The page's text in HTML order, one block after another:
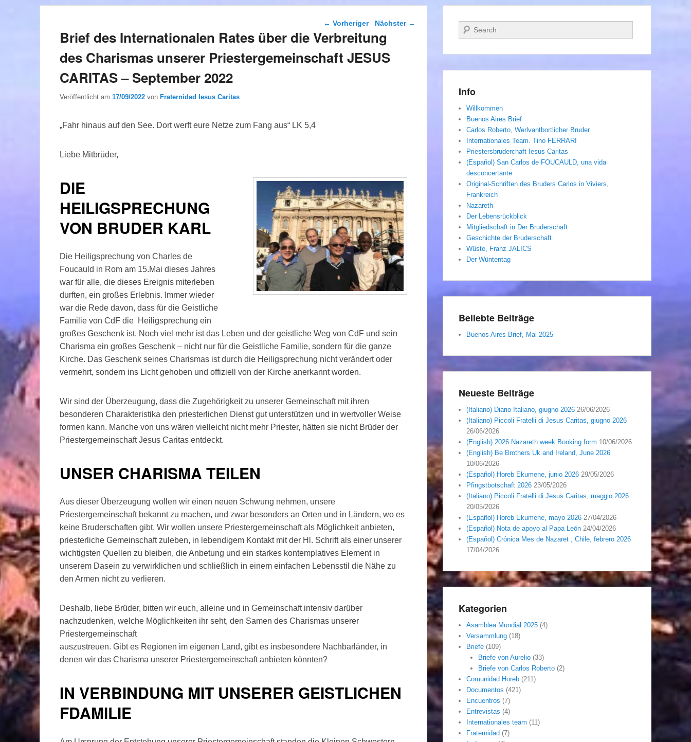
Beitragsnavigation
← Vorheriger Nächster →
Brief des Internationalen Rates über die Verbreitung
des Charismas unserer Priestergemeinschaft JESUS
CARITAS – September 2022
Veröffentlicht am 17/09/2022 von Fraternidad Iesus Caritas
„Fahr hinaus auf den See. Dort werft eure Netze zum Fang aus“ LK 5,4
Liebe Mitbrüder,
DIE
HEILIGSPRECHUNG
VON BRUDER KARL
Die Heiligsprechung von Charles de
Foucauld in Rom am 15.Mai dieses Jahres
war für alle, die dieses Ereignis miterleben
durften, ein großes Erlebnis. Immer wieder
war die Rede davon, dass für die Geistliche
Familie von CdF die Heiligsprechung ein
großes Geschenk ist. Noch viel mehr ist das Leben und der geistliche Weg von CdF und sein
Charisma ein großes Geschenk – nicht nur für die Geistliche Familie, sondern für die ganze
Kirche. Das Geschenk seines Charismas ist durch die Heiligsprechung nicht verändert oder
vermehrt, sondern ins Licht gehoben und offiziell von der Kirche anerkannt worden.
Wir sind der Überzeugung, dass die Zugehörigkeit zu unserer Gemeinschaft mit ihren
besonderen Charakteristika den priesterlichen Dienst gut unterstützen und in wertvoller Weise
formen kann. Manche von uns wären vielleicht nicht mehr Priester, hätten sie nicht Brüder der
Priestergemeinschaft Jesus Caritas entdeckt.
UNSER CHARISMA TEILEN
Aus dieser Überzeugung wollen wir einen neuen Schwung nehmen, unsere
Priestergemeinschaft bekannt zu machen, und zwar besonders an Orten und in Ländern, wo es
keine Bruderschaften gibt. Wir wollen unsere Priestergemeinschaft als Möglichkeit anbieten,
priesterliche Gemeinschaft zuleben, in lebendigem Kontakt mit der Hl. Schrift als einer unserer
wichtigsten Quellen zu bleiben, die Anbetung und ein starkes kontemplatives Element in
unserem Dasein zu verwirklichen und schließlich in einem einfachen Lebensstil die Nähe zu
den Armen nicht zu verlieren.
Deshalb, liebe Brüder, bitten wir euch, alleine und in Gemeinschaft intensiv darüber
nachzudenken, welche Möglichkeiten ihr seht, den Samen des Charismas unserer
Priestergemeinschaft
auszustreuen. Gibt es Regionen im eigenen Land, gibt es insbesondere Nachbarländer, in
denen wir das Charisma unserer Priestergemeinschaft anbieten könnten?
IN VERBINDUNG MIT UNSERER GEISTLICHEN
FDAMILIE
Suchen
Info
Willkommen
Buenos Aires Brief
Carlos Roberto, Werlvantbortlicher Bruder
Internationales Team. Tino FERRARI
Priestersbruderchaft Iesus Caritas
(Español) San Carlos de FOUCAULD, una vida
desconcertante
Original-Schriften des Bruders Carlos in Viviers,
Frankreich
Nazareth
Der Lebensrückblick
Mitgliedschaft in Der Bruderschaft
Geschichte der Bruderschaft
Wüste, Franz JALICS
Der Wüntentag
Beliebte Beiträge
Buenos Aires Brief, Mai 2025
Neueste Beiträge
(Italiano) Diario Italiano, giugno 2026 26/06/2026
(Italiano) Piccoli Fratelli di Jesus Caritas, giugno 2026
26/06/2026
(English) 2026 Nazareth week Booking form 10/06/2026
(English) Be Brothers Uk and Ireland, June 2026
10/06/2026
(Español) Horeb Ekumene, junio 2026 29/05/2026
Pfingstbotschaft 2026 23/05/2026
(Italiano) Piccoli Fratelli di Jesus Caritas, maggio 2026
20/05/2026
(Español) Horeb Ekumene, mayo 2026 27/04/2026
(Español) Nota de apoyo al Papa León 24/04/2026
(Español) Crónica Mes de Nazaret , Chile, febrero 2026
17/04/2026
Kategorien
Asamblea Mundial 2025 (4)
Versammlung (18)
Briefe (109)
Briefe von Aurelio(33)
Briefe von Carlos Roberto(2)
Comunidad Horeb (211)
Documentos (421)
Encuentros (7)
Entrevistas (4)
Internationales team (11)
Fraternidad (7)